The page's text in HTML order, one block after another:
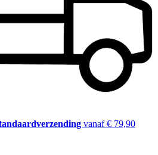
vanaf € 79,90